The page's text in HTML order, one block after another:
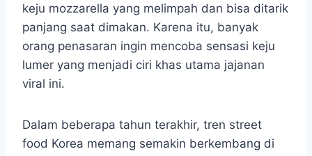
keju mozzarella yang melimpah dan bisa ditarik
panjang saat dimakan. Karena itu, banyak
orang penasaran ingin mencoba sensasi keju
lumer yang menjadi ciri khas utama jajanan
viral ini.
Dalam beberapa tahun terakhir, tren street
food Korea memang semakin berkembang di